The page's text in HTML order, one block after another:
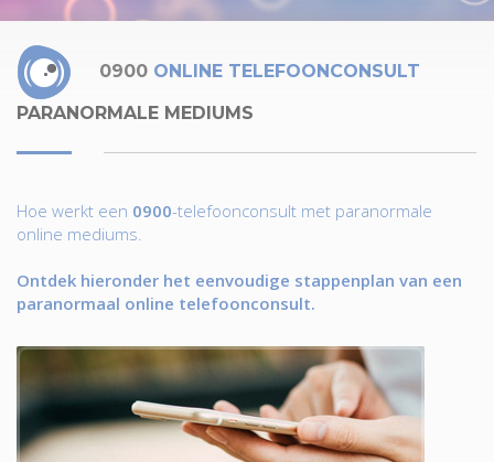
0900 ONLINE TELEFOONCONSULT
PARANORMALE MEDIUMS
Hoe werkt een 0900-telefoonconsult met paranormale
online mediums.
Ontdek hieronder het eenvoudige stappenplan van een
paranormaal online telefoonconsult.